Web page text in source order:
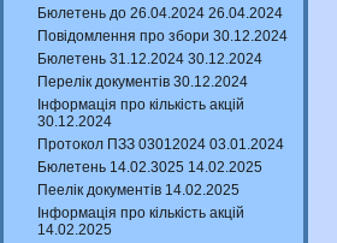
Бюлетень до 26.04.2024 26.04.2024
Повідомлення про збори 30.12.2024
Бюлетень 31.12.2024 30.12.2024
Перелік документів 30.12.2024
Інформація про кількість акцій
30.12.2024
Протокол ПЗЗ 03012024 03.01.2024
Бюлетень 14.02.3025 14.02.2025
Пеелік документів 14.02.2025
Інформація про кількість акцій
14.02.2025